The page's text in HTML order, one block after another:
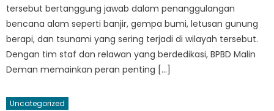
tersebut bertanggung jawab dalam penanggulangan
bencana alam seperti banjir, gempa bumi, letusan gunung
berapi, dan tsunami yang sering terjadi di wilayah tersebut.
Dengan tim staf dan relawan yang berdedikasi, BPBD Malin
Deman memainkan peran penting […]
Uncategorized